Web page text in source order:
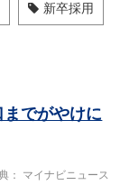
新卒採用
までがやけに
マイナビニュース